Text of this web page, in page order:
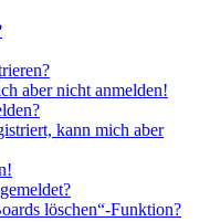
aber nicht anmelden!
kann mich aber
löschen“-Funktion?